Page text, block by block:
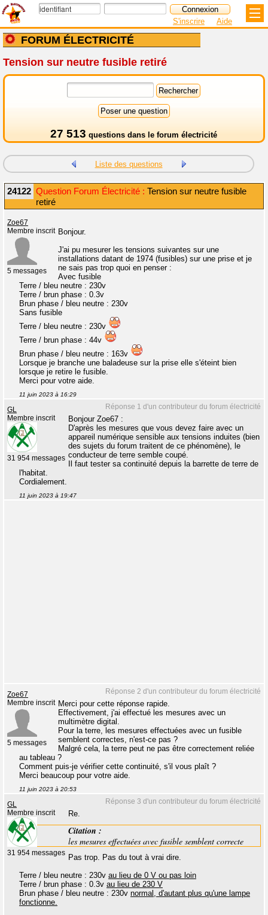
FORUM ÉLECTRICITÉ
S'inscrire Aide
Tension sur neutre fusible retiré
27 513 questions dans le forum électricité
Liste des questions
24122 Question Forum Électricité : Tension sur neutre fusible
retiré
Zoe67
Membre inscrit
5 messages
Bonjour.
J'ai pu mesurer les tensions suivantes sur une
installations datant de 1974 (fusibles) sur une prise et je
ne sais pas trop quoi en penser :
Avec fusible
Terre / bleu neutre : 230v
Terre / brun phase : 0.3v
Brun phase / bleu neutre : 230v
Sans fusible
Terre / bleu neutre : 230v
Terre / brun phase : 44v
Brun phase / bleu neutre : 163v
Lorsque je branche une baladeuse sur la prise elle s'éteint bien
lorsque je retire le fusible.
Merci pour votre aide.
11 juin 2023 à 16:29
Réponse 1 d'un contributeur du forum électricité
GL
Membre inscrit
31 954 messages
Bonjour Zoe67 :
D'après les mesures que vous devez faire avec un
appareil numérique sensible aux tensions induites (bien
des sujets du forum traitent de ce phénomène), le
conducteur de terre semble coupé.
Il faut tester sa continuité depuis la barrette de terre de
l'habitat.
Cordialement.
11 juin 2023 à 19:47
Réponse 2 d'un contributeur du forum électricité
Zoe67
Membre inscrit
5 messages
Merci pour cette réponse rapide.
Effectivement, j'ai effectué les mesures avec un
multimètre digital.
Pour la terre, les mesures effectuées avec un fusible
semblent correctes, n'est-ce pas ?
Malgré cela, la terre peut ne pas être correctement reliée
au tableau ?
Comment puis-je vérifier cette continuité, s'il vous plaît ?
Merci beaucoup pour votre aide.
11 juin 2023 à 20:53
Réponse 3 d'un contributeur du forum électricité
GL
Membre inscrit
31 954 messages
Re.
Citation :
les mesures effectuées avec fusible semblent correcte
Pas trop. Pas du tout à vrai dire.
Terre / bleu neutre : 230v au lieu de 0 V ou pas loin
Terre / brun phase : 0.3v au lieu de 230 V
Brun phase / bleu neutre : 230v normal, d'autant plus qu'une lampe
fonctionne.